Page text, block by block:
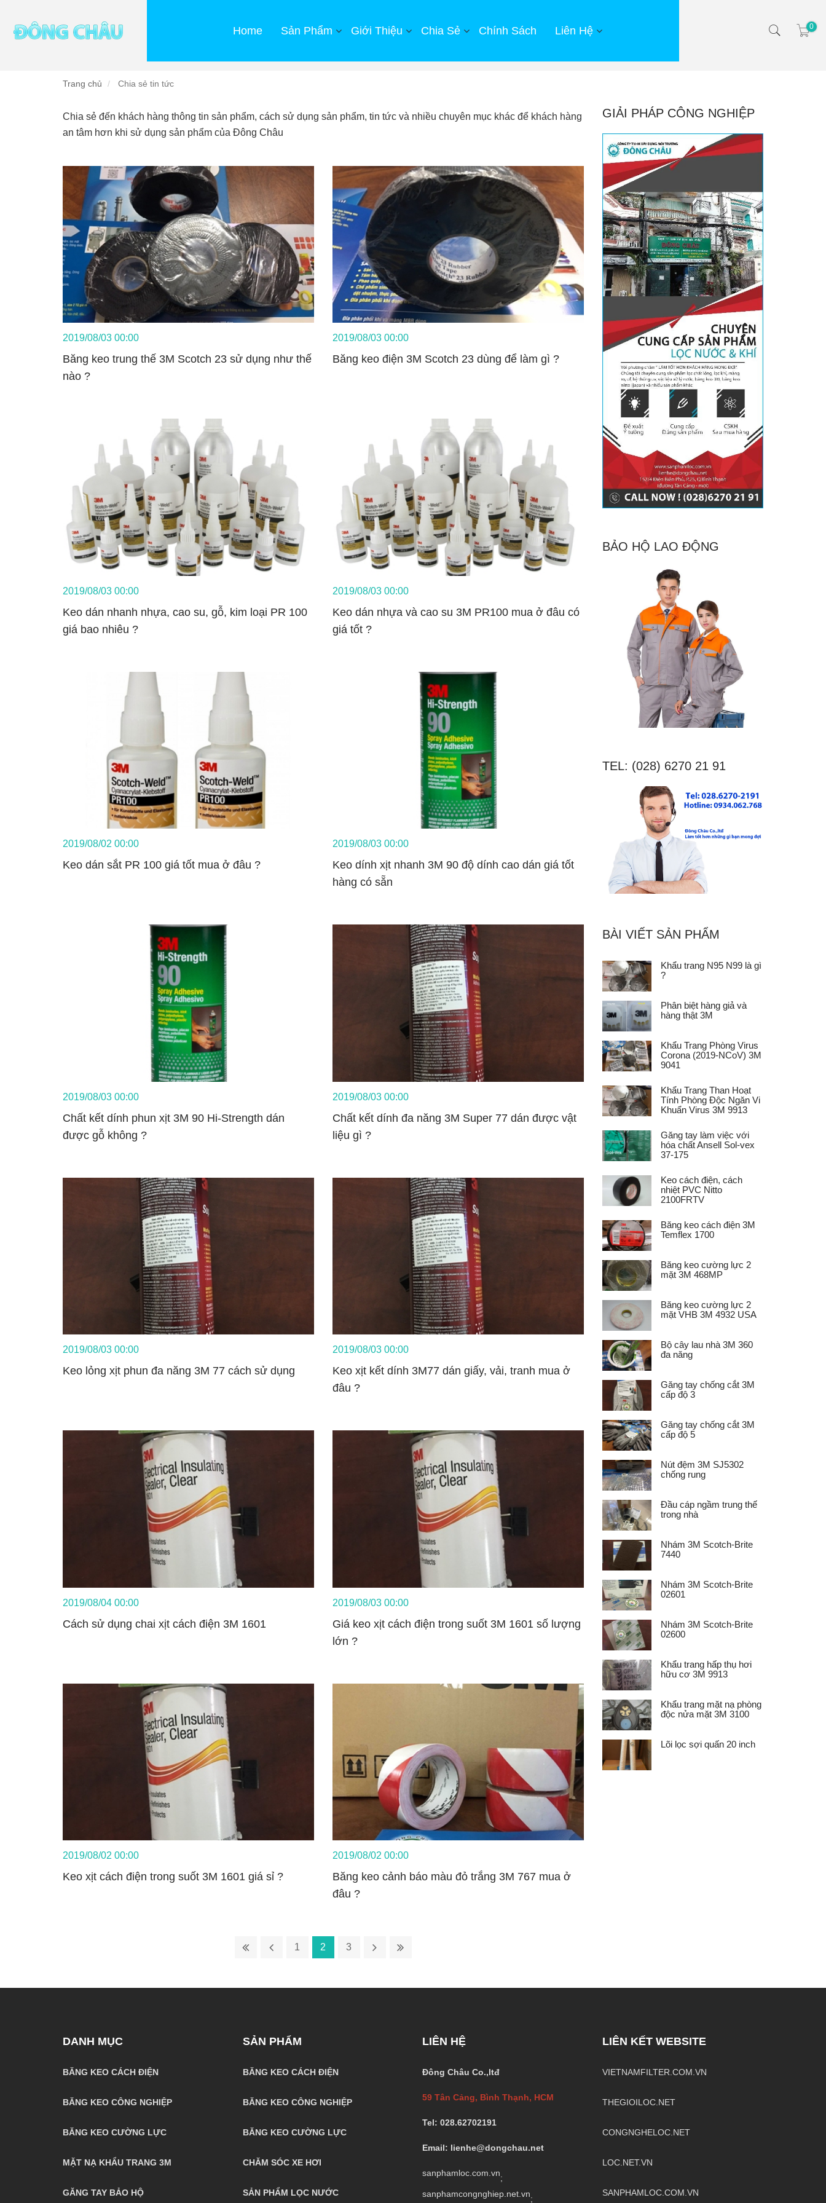
0
Home Sản Phẩm Giới Thiệu Chia Sẻ Chính Sách Liên Hệ
Trang chủ Chia sẻ tin tức
Chia sẻ đến khách hàng thông tin sản phẩm, cách sử dụng sản phẩm, tin tức và nhiều chuyên mục khác để khách hàng
an tâm hơn khi sử dụng sản phẩm của Đông Châu
2019/08/03 00:00
Băng keo trung thế 3M Scotch 23 sử dụng như thế
nào ?
2019/08/03 00:00
Băng keo điện 3M Scotch 23 dùng để làm gì ?
2019/08/03 00:00
Keo dán nhanh nhựa, cao su, gỗ, kim loại PR 100
giá bao nhiêu ?
2019/08/03 00:00
Keo dán nhựa và cao su 3M PR100 mua ở đâu có
giá tốt ?
2019/08/02 00:00
Keo dán sắt PR 100 giá tốt mua ở đâu ?
2019/08/03 00:00
Keo dính xịt nhanh 3M 90 độ dính cao dán giá tốt
hàng có sẵn
2019/08/03 00:00
Chất kết dính phun xịt 3M 90 Hi-Strength dán
được gỗ không ?
2019/08/03 00:00
Chất kết dính đa năng 3M Super 77 dán được vật
liệu gì ?
2019/08/03 00:00
Keo lỏng xịt phun đa năng 3M 77 cách sử dụng
2019/08/03 00:00
Keo xịt kết dính 3M77 dán giấy, vải, tranh mua ở
đâu ?
2019/08/04 00:00
Cách sử dụng chai xịt cách điện 3M 1601
2019/08/03 00:00
Giá keo xịt cách điện trong suốt 3M 1601 số lượng
lớn ?
2019/08/02 00:00
Keo xịt cách điện trong suốt 3M 1601 giá sỉ ?
2019/08/02 00:00
Băng keo cảnh báo màu đỏ trắng 3M 767 mua ở
đâu ?
1 2 3
GIẢI PHÁP CÔNG NGHIỆP
BẢO HỘ LAO ĐỘNG
TEL: (028) 6270 21 91
BÀI VIẾT SẢN PHẨM
Khẩu trang N95 N99 là gì
?
Phân biệt hàng giả và
hàng thật 3M
Khẩu Trang Phòng Virus
Corona (2019-NCoV) 3M
9041
Khẩu Trang Than Hoạt
Tính Phòng Độc Ngăn Vi
Khuẩn Virus 3M 9913
Găng tay làm việc với
hóa chất Ansell Sol-vex
37-175
Keo cách điện, cách
nhiệt PVC Nitto
2100FRTV
Băng keo cách điện 3M
Temflex 1700
Băng keo cường lực 2
mặt 3M 468MP
Băng keo cường lực 2
mặt VHB 3M 4932 USA
Bộ cây lau nhà 3M 360
đa năng
Găng tay chống cắt 3M
cấp độ 3
Găng tay chống cắt 3M
cấp độ 5
Nút đệm 3M SJ5302
chống rung
Đầu cáp ngầm trung thế
trong nhà
Nhám 3M Scotch-Brite
7440
Nhám 3M Scotch-Brite
02601
Nhám 3M Scotch-Brite
02600
Khẩu trang hấp thụ hơi
hữu cơ 3M 9913
Khẩu trang mặt nạ phòng
độc nửa mặt 3M 3100
Lõi lọc sợi quấn 20 inch
DANH MỤC
BĂNG KEO CÁCH ĐIỆN
BĂNG KEO CÔNG NGHIỆP
BĂNG KEO CƯỜNG LỰC
MẶT NẠ KHẨU TRANG 3M
GĂNG TAY BẢO HỘ
SẢN PHẨM
BĂNG KEO CÁCH ĐIỆN
BĂNG KEO CÔNG NGHIỆP
BĂNG KEO CƯỜNG LỰC
CHĂM SÓC XE HƠI
SẢN PHẨM LỌC NƯỚC
LIÊN HỆ
Đông Châu Co.,ltđ
59 Tân Cảng, Bình Thạnh, HCM
Tel: 028.62702191
Email: lienhe@dongchau.net
sanphamloc.com.vn;
sanphamcongnghiep.net.vn;
LIÊN KẾT WEBSITE
VIETNAMFILTER.COM.VN
THEGIOILOC.NET
CONGNGHELOC.NET
LOC.NET.VN
SANPHAMLOC.COM.VN